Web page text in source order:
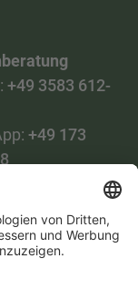
+49 3583 612-
+49 173